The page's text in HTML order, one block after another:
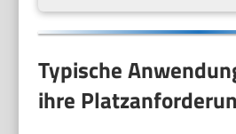
Typische
ihre